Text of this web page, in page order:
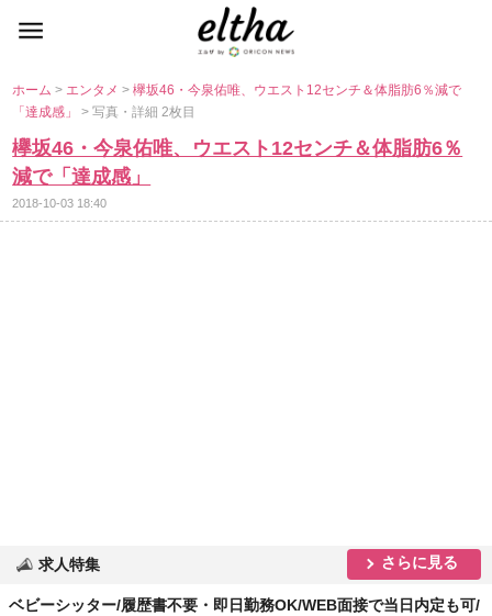
ホーム> エンタメ>欅坂46・今泉佑唯、ウエスト12センチ＆体脂肪6％減で
「達成感」> 写真・詳細 2枚目
欅坂46・今泉佑唯、ウエスト12センチ＆体脂肪6％
減で「達成感」
2018-10-03 18:40
求人特集 さらに見る
ベビーシッター/履歴書不要・即日勤務OK/WEB面接で当日内定も可/